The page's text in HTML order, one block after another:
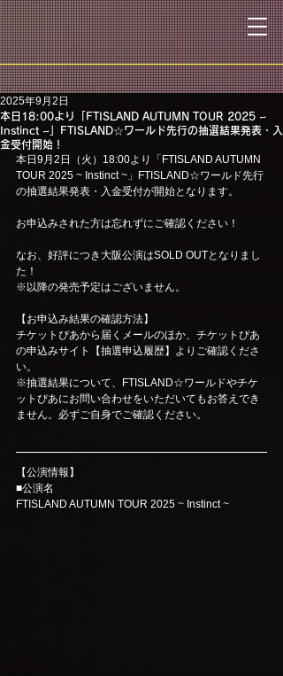
本日18:00より「FTISLAND AUTUMN TOUR 2025 ~
Instinct ~」FTISLAND☆ワールド先行の抽選結果発表・入
金受付開始！
2025年9月2日
本日9月2日（火）18:00より「FTISLAND AUTUMN
TOUR 2025 ~ Instinct ~」FTISLAND☆ワールド先行
の抽選結果発表・入金受付が開始となります。
お申込みされた方は忘れずにご確認ください！
なお、好評につき大阪公演はSOLD OUTとなりまし
た！
※以降の発売予定はございません。
【お申込み結果の確認方法】
チケットぴあから届くメールのほか、チケットぴあ
の申込みサイト【抽選申込履歴】よりご確認くださ
い。
※抽選結果について、FTISLAND☆ワールドやチケ
ットぴあにお問い合わせをいただいてもお答えでき
ません。必ずご自身でご確認ください。
【公演情報】
■公演名
FTISLAND AUTUMN TOUR 2025 ~ Instinct ~